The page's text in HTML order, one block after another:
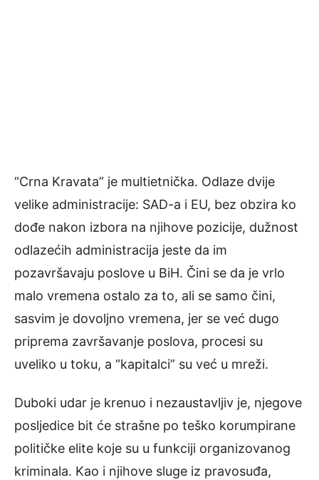
“Crna Kravata” je multietnička. Odlaze dvije
velike administracije: SAD-a i EU, bez obzira ko
dođe nakon izbora na njihove pozicije, dužnost
odlazećih administracija jeste da im
pozavršavaju poslove u BiH. Čini se da je vrlo
malo vremena ostalo za to, ali se samo čini,
sasvim je dovoljno vremena, jer se već dugo
priprema završavanje poslova, procesi su
uveliko u toku, a “kapitalci” su već u mreži.
Duboki udar je krenuo i nezaustavljiv je, njegove
posljedice bit će strašne po teško korumpirane
političke elite koje su u funkciji organizovanog
kriminala. Kao i njihove sluge iz pravosuđa,